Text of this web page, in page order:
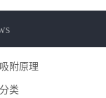
附原理
类